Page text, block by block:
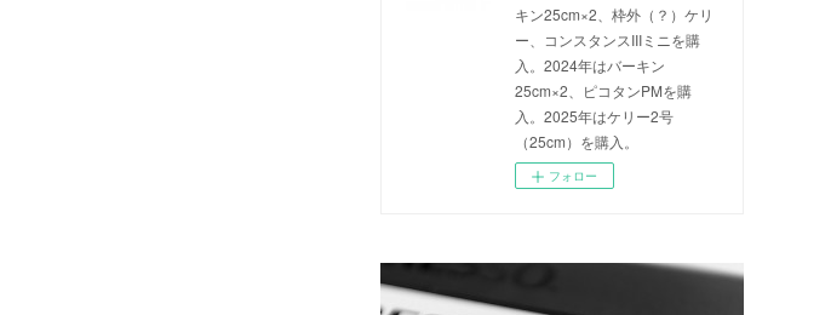
キン25cm×2、枠外（？）ケリ
ー、コンスタンスIIIミニを購
入。2024年はバーキン
25cm×2、ピコタンPMを購
入。2025年はケリー2号
（25cm）を購入。
フォロー